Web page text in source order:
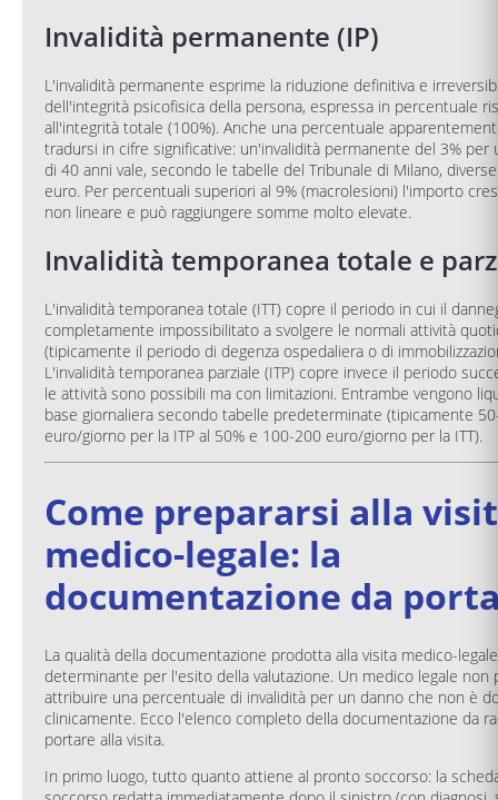
Invalidità permanente (IP)
L'invalidità permanente esprime la riduzione definitiva e
dell'integrità psicofisica della persona, espressa in percentuale
all'integrità totale (100%). Anche una percentuale
tradursi in cifre significative: un'invalidità permanente del 3% per
di 40 anni vale, secondo le tabelle del Tribunale di Milano,
euro. Per percentuali superiori al 9% (macrolesioni) l'importo
non lineare e può raggiungere somme molto elevate.
Invalidità temporanea totale e
L'invalidità temporanea totale (ITT) copre il periodo in cui il
completamente impossibilitato a svolgere le normali attività
(tipicamente il periodo di degenza ospedaliera o di
L'invalidità temporanea parziale (ITP) copre invece il periodo
le attività sono possibili ma con limitazioni. Entrambe vengono
base giornaliera secondo tabelle predeterminate (tipicamente
euro/giorno per la ITP al 50% e 100-200 euro/giorno per la ITT).
Come prepararsi alla
medico-legale: la
documentazione da
La qualità della documentazione prodotta alla visita medico-
determinante per l'esito della valutazione. Un medico legale non
attribuire una percentuale di invalidità per un danno che non è
clinicamente. Ecco l'elenco completo della documentazione da
portare alla visita.
In primo luogo, tutto quanto attiene al pronto soccorso: la